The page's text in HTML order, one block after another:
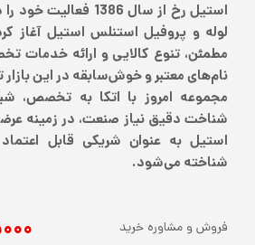
استیل رخ از سال 1386
لوله و پروفیل استنلس استیل آغاز
مطمئن، تنوع کالایی و ارائه خدمات
نام‌های معتبر و خوش‌سابقه در این
مجموعه امروز با اتکا به تخصص،
شناخت دقیق نیاز صنعت، در زمینه
استیل به عنوان شریکی قابل
شناخته می‌شود.
فروش و مشاوره خرید